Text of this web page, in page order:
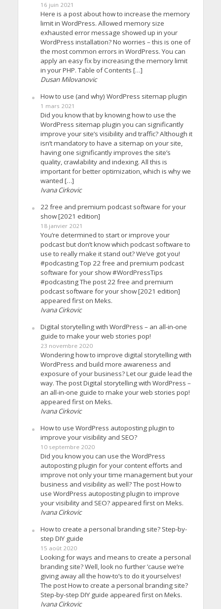
16 juin 2021
Here is a post about how to increase the memory
limit in WordPress. Allowed memory size
exhausted error message showed up in your
WordPress installation? No worries – this is one of
the most common errors in WordPress. You can
apply an easy fix by increasing the memory limit
in your PHP. Table of Contents […]
Dusan Milovanovic
How to use (and why) WordPress sitemap plugin
1 mars 2021
Did you know that by knowing how to use the
WordPress sitemap plugin you can significantly
improve your site’s visibility and traffic? Although it
isn’t mandatory to have a sitemap on your site,
having one significantly improves the site’s
quality, crawlability and indexing. All this is
important for better optimization, which is why we
wanted […]
Ivana Cirkovic
22 free and premium podcast software for your
show [2021 edition]
18 janvier 2021
You’re determined to start or improve your
podcast but don’t know which podcast software to
use to really make it stand out? We’ve got you!
#podcasting Top 22 free and premium podcast
software for your show #WordPressTips
#podcasting The post 22 free and premium
podcast software for your show [2021 edition]
appeared first on Meks.
Ivana Cirkovic
Digital storytelling with WordPress – an all-in-one
guide to make your web stories pop!
23 novembre 2020
Wondering how to improve digital storytelling with
WordPress and build more awareness and
exposure of your business? Let our guide lead the
way. The post Digital storytelling with WordPress –
an all-in-one guide to make your web stories pop!
appeared first on Meks.
Ivana Cirkovic
How to use WordPress autoposting plugin to
improve your visibility and SEO?
10 septembre 2020
Did you know you can use the WordPress
autoposting plugin for your content efforts and
improve not only your time management but your
business and visibility as well? The post How to
use WordPress autoposting plugin to improve
your visibility and SEO? appeared first on Meks.
Ivana Cirkovic
How to create a personal branding site? Step-by-
step DIY guide
15 août 2020
Looking for ways and means to create a personal
branding site? Well, look no further ’cause we’re
giving away all the how-to’s to do it yourselves!
The post How to create a personal branding site?
Step-by-step DIY guide appeared first on Meks.
Ivana Cirkovic